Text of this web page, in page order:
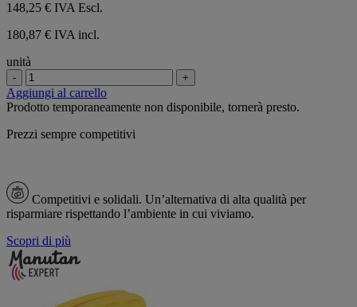
148,25 € IVA Escl.
180,87 € IVA incl.
unità
- +
Aggiungi al carrello
Prodotto temporaneamente non disponibile, tornerà presto.
Prezzi sempre competitivi
Competitivi e solidali. Un’alternativa di alta qualità per
risparmiare rispettando l’ambiente in cui viviamo.
Scopri di più